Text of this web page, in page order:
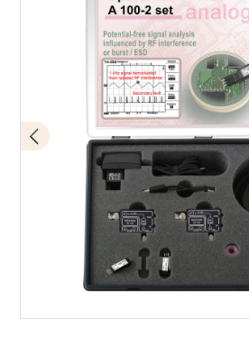
Anwendung Set A100 mit Burst-
Anwendung Set A100 und Schirmzelt
Detail Anwendung mit Optischen
Lieferumfang Set A100-2